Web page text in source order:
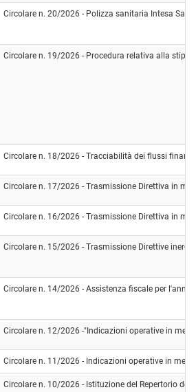
Circolare n. 20/2026 - Polizza sanitaria Intesa
Circolare n. 19/2026 - Procedura relativa alla
Circolare n. 18/2026 - Tracciabilità dei flussi
Circolare n. 17/2026 - Trasmissione Direttiva in
Circolare n. 16/2026 - Trasmissione Direttiva in
Circolare n. 15/2026 - Trasmissione Direttive
Circolare n. 14/2026 - Assistenza fiscale per
Circolare n. 12/2026 -"Indicazioni operative in
Circolare n. 11/2026 - Indicazioni operative in
Circolare n. 10/2026 - Istituzione del Repertorio